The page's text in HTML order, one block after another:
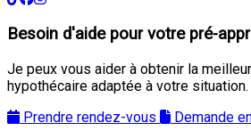
Besoin d'aide pour votre pré-
Je peux vous aider à obtenir la
hypothécaire adaptée à votre situation.
Prendre rendez-vous
Demande